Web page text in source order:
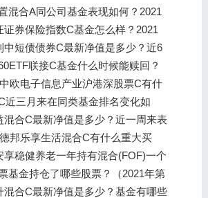
混合A同公司基金表现如何？2021
点卖出哪些股票？
证券保险指数C基金怎么样？2021
产怎么配置？
中短债债券C最新净值是多少？近6
联接C基金什么时候能赎回？
金行业怎么配置？
欧电子信息产业沪港深股票C有什
年第三季度基金行业怎么配置？
近三月来在同类基金排名变化如
混合C最新净值是多少？近一周来表
邦乐享生活混合C有什么重大买
利润如何？
享稳健养老一年持有混合(FOF)一个
基金基本费率是多少？
基金持仓了哪些股票？（2021年第
混合C最新净值是多少？基金有哪些